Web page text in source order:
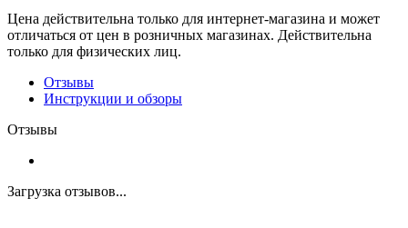
Цена действительна только для интернет-магазина и может
отличаться от цен в розничных магазинах. Действительна
только для физических лиц.
Отзывы
Инструкции и обзоры
Отзывы
Загрузка отзывов...